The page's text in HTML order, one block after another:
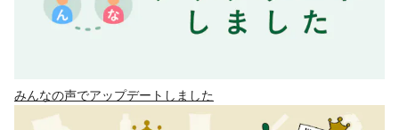
みんなの声でアップデートしました